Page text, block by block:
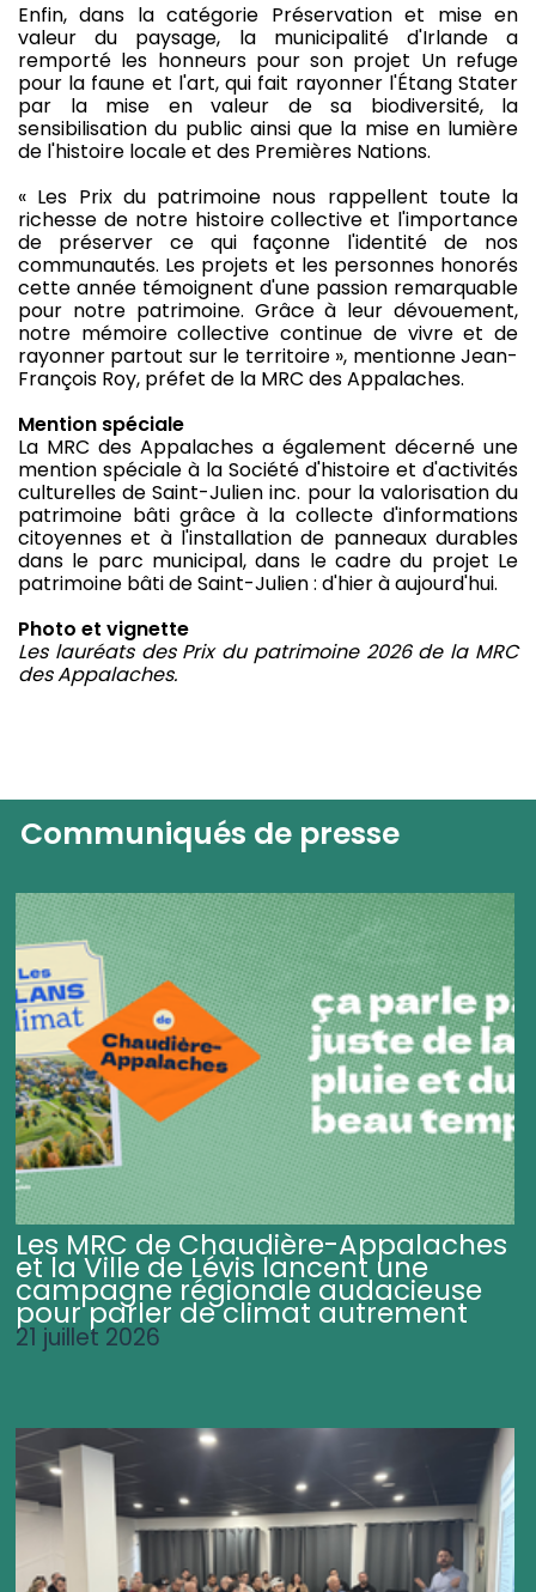
Enfin, dans la catégorie Préservation et mise en
valeur du paysage, la municipalité d'Irlande a
remporté les honneurs pour son projet Un refuge
pour la faune et l'art, qui fait rayonner l'Étang Stater
par la mise en valeur de sa biodiversité, la
sensibilisation du public ainsi que la mise en lumière
de l'histoire locale et des Premières Nations.
« Les Prix du patrimoine nous rappellent toute la
richesse de notre histoire collective et l'importance
de préserver ce qui façonne l'identité de nos
communautés. Les projets et les personnes honorés
cette année témoignent d'une passion remarquable
pour notre patrimoine. Grâce à leur dévouement,
notre mémoire collective continue de vivre et de
rayonner partout sur le territoire », mentionne Jean-
François Roy, préfet de la MRC des Appalaches.
Mention spéciale
La MRC des Appalaches a également décerné une
mention spéciale à la Société d'histoire et d'activités
culturelles de Saint-Julien inc. pour la valorisation du
patrimoine bâti grâce à la collecte d'informations
citoyennes et à l'installation de panneaux durables
dans le parc municipal, dans le cadre du projet Le
patrimoine bâti de Saint-Julien : d'hier à aujourd'hui.
Photo et vignette
Les lauréats des Prix du patrimoine 2026 de la MRC
des Appalaches.
Communiqués de presse
Les MRC de Chaudière-Appalaches
et la Ville de Lévis lancent une
campagne régionale audacieuse
pour parler de climat autrement
21 juillet 2026